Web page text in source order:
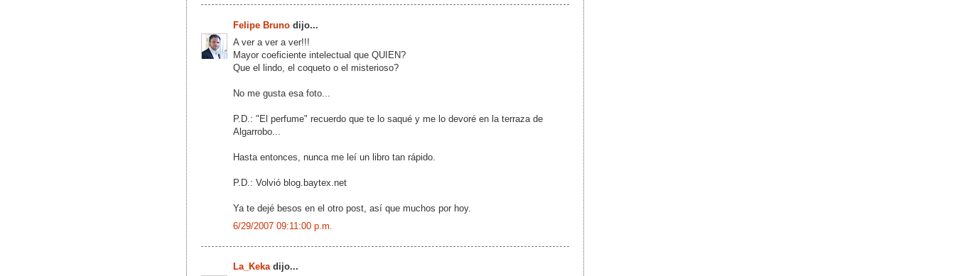
Felipe Bruno dijo...
A ver a ver a ver!!!
Mayor coeficiente intelectual que QUIEN?
Que el lindo, el coqueto o el misterioso?
No me gusta esa foto...
P.D.: "El perfume" recuerdo que te lo saqué y me lo devoré en la terraza de
Algarrobo...
Hasta entonces, nunca me leí un libro tan rápido.
P.D.: Volvió blog.baytex.net
Ya te dejé besos en el otro post, así que muchos por hoy.
6/29/2007 09:11:00 p.m.
La_Kekadijo...